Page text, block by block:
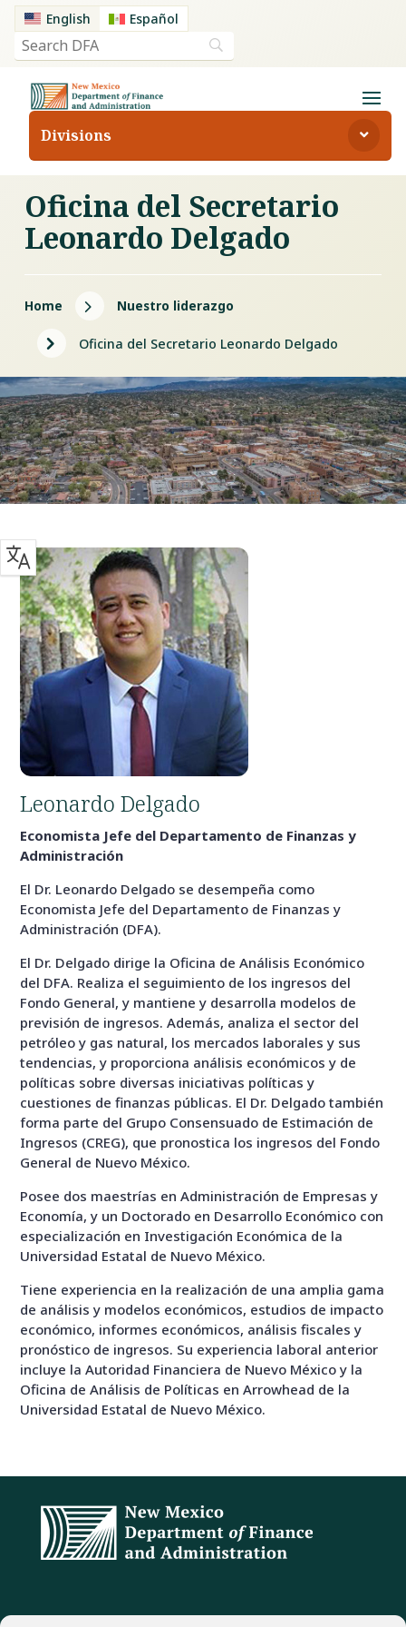
English Español
Divisions
Oficina del Secretario
Leonardo Delgado
Home 5 Nuestro liderazgo
5 Oficina del Secretario Leonardo Delgado
Leonardo Delgado
Economista Jefe del Departamento de Finanzas y
Administración
El Dr. Leonardo Delgado se desempeña como
Economista Jefe del Departamento de Finanzas y
Administración (DFA).
El Dr. Delgado dirige la Oficina de Análisis Económico
del DFA. Realiza el seguimiento de los ingresos del
Fondo General, y mantiene y desarrolla modelos de
previsión de ingresos. Además, analiza el sector del
petróleo y gas natural, los mercados laborales y sus
tendencias, y proporciona análisis económicos y de
políticas sobre diversas iniciativas políticas y
cuestiones de finanzas públicas. El Dr. Delgado también
forma parte del Grupo Consensuado de Estimación de
Ingresos (CREG), que pronostica los ingresos del Fondo
General de Nuevo México.
Posee dos maestrías en Administración de Empresas y
Economía, y un Doctorado en Desarrollo Económico con
especialización en Investigación Económica de la
Universidad Estatal de Nuevo México.
Tiene experiencia en la realización de una amplia gama
de análisis y modelos económicos, estudios de impacto
económico, informes económicos, análisis fiscales y
pronóstico de ingresos. Su experiencia laboral anterior
incluye la Autoridad Financiera de Nuevo México y la
Oficina de Análisis de Políticas en Arrowhead de la
Universidad Estatal de Nuevo México.